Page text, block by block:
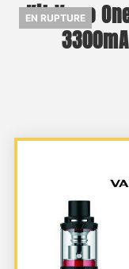
Kit Veco
EN RUPTURE